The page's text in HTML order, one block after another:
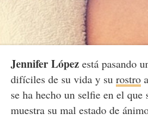
Jennifer Lópezestá pasando
difíciles de su vida y su rostro
se ha hecho un selfie en el
muestra su mal estado de